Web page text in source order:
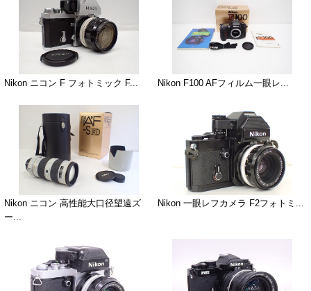
Nikon ニコン F フォトミック F... Nikon F100 AFフィルム一眼レ...
Nikon ニコン 高性能大口径望遠ズ
ー...
Nikon 一眼レフカメラ F2フォトミ...